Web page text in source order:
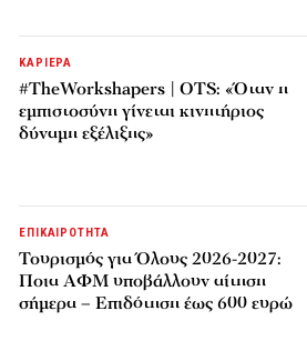
ΚΑΡΙΕΡΑ
#TheWorkshapers | OTS: «Όταν η
εμπιστοσύνη γίνεται κινητήριος
δύναμη εξέλιξης»
ΕΠΙΚΑΙΡΟΤΗΤΑ
Τουρισμός για Όλους 2026-2027:
Ποια ΑΦΜ υποβάλλουν αίτηση
σήμερα – Επιδότηση έως 600 ευρώ